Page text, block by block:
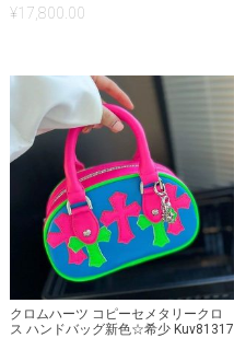
5段階中
5.00
¥17,800.00
クロムハーツ コピーセメタリークロ
ス ハンドバッグ新色☆希少 Kuv81317